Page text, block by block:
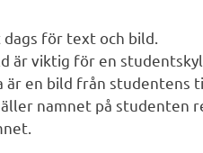
dags för text och bild.
är viktig för en
är en bild från studentens
namnet på studenten